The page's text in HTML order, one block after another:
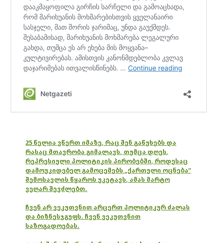
25 წელია ვწერთ იმაზე, რაც შენ გაწუხებს და
რასაც მთავრობა გიმალავს, თუმცა დღეს,
რეპრესიული პოლიტიკის პირობებში, როდესაც
დამოუკიდებელ გამოცემებს „ქართული ოცნება“
შემოსავლის წყაროს უკეტავს, ამას მარტო
ვეღარ შევძლებთ.
ჩვენ არ ვეკუთვნით არცერთ პოლიტიკურ ძალას
და ბიზნესჯგუფს. ჩვენ ვეკუთვნით
საზოგადოებას.